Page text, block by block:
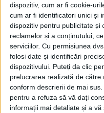
dispozitiv, cum ar fi cookie-
cum ar fi identificatori unici și
dispozitiv pentru publicitate și
reclamelor și a conținutului,
serviciilor. Cu permisiunea
folosi date și identificări
dispozitivului. Puteți da clic
prelucrarea realizată de
conform descrierii de mai
pentru a refuza să vă dați
informații mai detaliate și a
1
SPORT